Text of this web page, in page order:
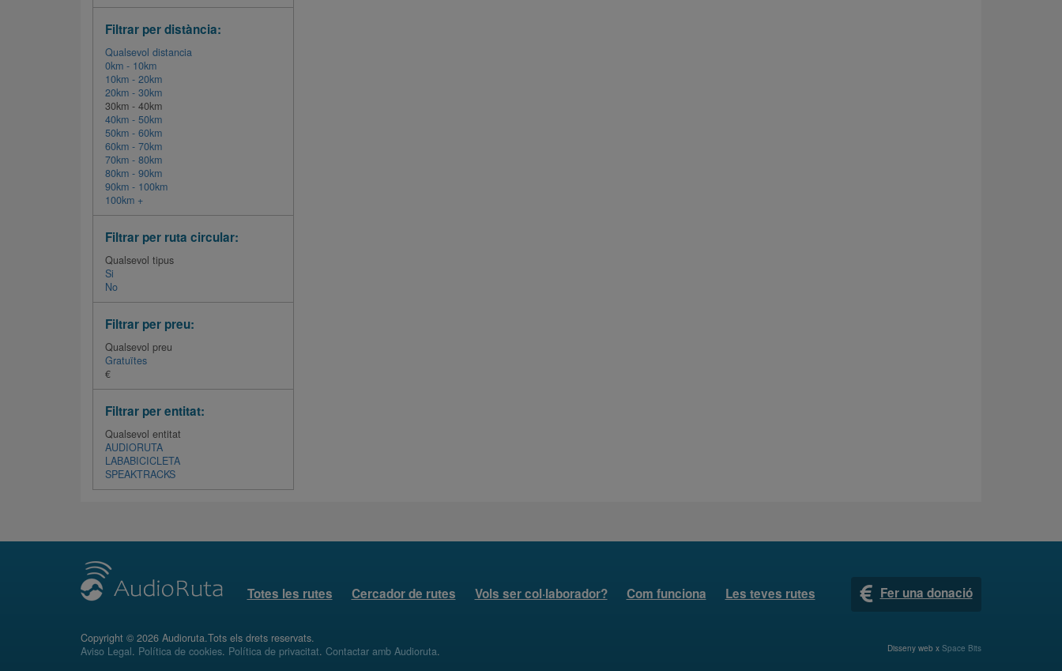
Filtrar per distància:
Qualsevol distancia
0km - 10km
10km - 20km
20km - 30km
30km - 40km
40km - 50km
50km - 60km
60km - 70km
70km - 80km
80km - 90km
90km - 100km
100km +
Filtrar per ruta circular:
Qualsevol tipus
Si
No
Filtrar per preu:
Qualsevol preu
Gratuïtes
€
Filtrar per entitat:
Qualsevol entitat
AUDIORUTA
LABABICICLETA
SPEAKTRACKS
Totes les rutes Cercador de rutes Vols ser col·laborador? Com funciona Les teves rutes Fer una donació
Copyright © 2026 Audioruta.Tots els drets reservats.
Aviso Legal. Política de cookies. Política de privacitat. Contactar amb Audioruta. Disseny web x Space Bits